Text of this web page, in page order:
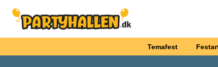
Startside for Partyhallen AB
Temafest